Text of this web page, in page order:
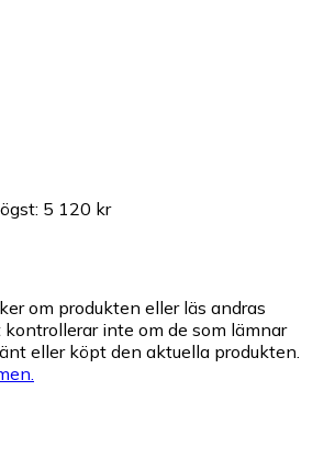
: 5 120 kr
om produkten eller läs andras
inte om de som lämnar
eller köpt den aktuella produkten.